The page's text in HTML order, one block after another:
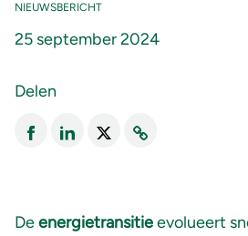
NIEUWSBERICHT
25 september 2024
Delen
Deenergietransitieevolueert